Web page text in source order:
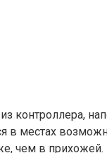
контроллера,
в местах
чем в прихожей.